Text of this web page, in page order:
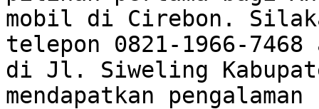
mobil di Cirebon.
telepon 0821-1966-
di Jl. Siweling
mendapatkan